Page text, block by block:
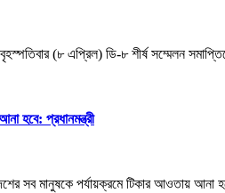
বৃহস্পতিবার (৮ এপ্রিল) ডি-৮ শীর্ষ সম্মেলন
হবে: প্রধানমন্ত্রী
সব মানুষকে পর্যায়ক্রমে টিকার আওতায়